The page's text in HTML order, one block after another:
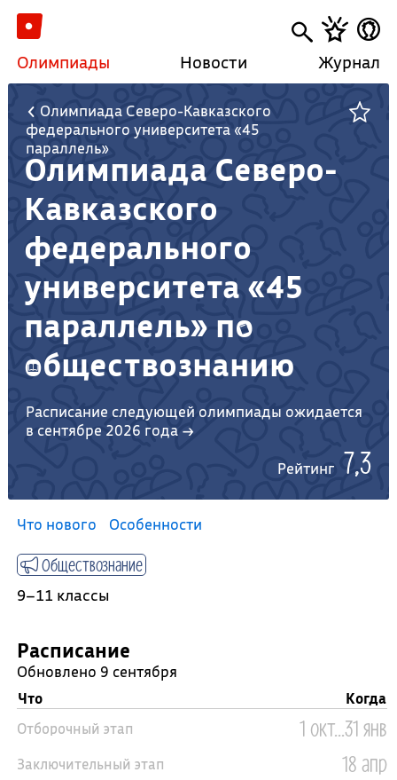
Олимпиады Новости Журнал
Олимпиада Северо-Кавказского
федерального университета «45
параллель»
Олимпиада Северо-
Кавказского
федерального
университета «45
параллель» по
обществознанию
Расписание следующей олимпиады ожидается
в сентябре 2026 года →
Рейтинг 7,3
Что нового Особенности
Обществознание
9–11 классы
Расписание
Обновлено 9 сентября
Что
Когда
Отборочный этап
1 окт...31 янв
Заключительный этап 18 апр